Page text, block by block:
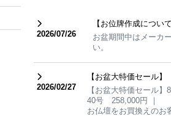
2026/07/26
【お位牌作成について
お盆期間中はメーカ
い。
2026/02/27
【お盆大特価セール】
【お盆大特価セール
40号 258,000円 ｜
お仏壇をお買換えのお